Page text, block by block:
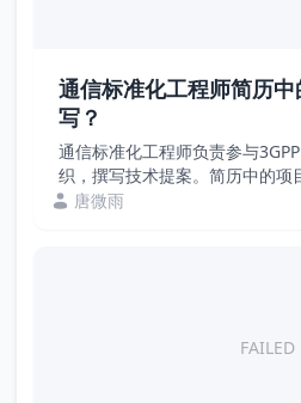
通信标准化工程师简历
写？
通信标准化工程师负责参与
织，撰写技术提案。简历中的项
会议”，缺乏量化成果。招聘方
唐微雨
FAILED